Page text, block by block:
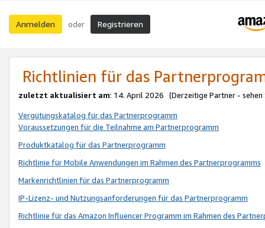
Anmelden oder Registrieren
Richtlinien für das
zuletzt aktualisiert am: 14. April 2026 (Derzeitige Partner - sehen
Vergütungskatalog für das Partnerprogramm
Voraussetzungen für die Teilnahme am Partnerprogramm
Produktkatalog für das Partnerprogramm
Richtlinie für Mobile Anwendungen im Rahmen des Partnerprogramms
Markenrichtlinien für das Partnerprogramm
IP-Lizenz- und Nutzungsanforderungen für das Partnerprogramm
Richtlinie für das Amazon Influencer Programm im Rahmen des